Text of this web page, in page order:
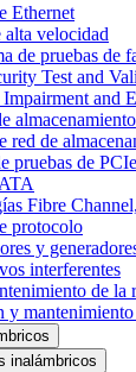
Ethernet
alta velocidad
de pruebas de
Test and
and
almacenamiento
red de
pruebas de PCIe
Fibre
protocolo
y
interferentes
de la
y mantenimiento
inalámbricos